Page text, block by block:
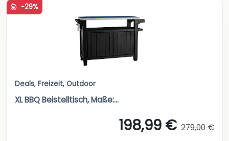
-29%
Deals, Freizeit, Outdoor
XL BBQ Beistelltisch, Maße:...
198,99 € 279,00 €